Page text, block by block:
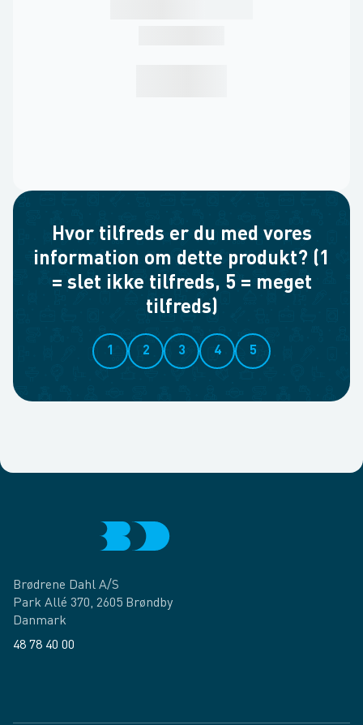
Hvor tilfreds er du med vores
information om dette produkt? (1
= slet ikke tilfreds, 5 = meget
tilfreds)
1 2 3 4 5
Brødrene Dahl A/S
Park Allé 370, 2605 Brøndby
Danmark
48 78 40 00